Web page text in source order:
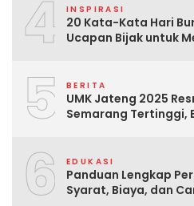
4 INSPIRASI
20 Kata-Kata Hari
Ucapan Bijak untuk
5 BERITA
UMK Jateng 2025
Semarang Tertinggi,
6 EDUKASI
Panduan Lengkap
Syarat, Biaya, dan